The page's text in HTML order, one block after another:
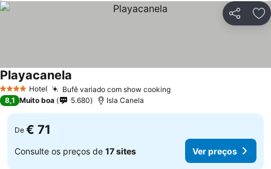
Partilhar
4 EstrelasHotel Bufê variado com show cooking
Playacanela
8,1 Muito boa 5.680 Isla Canela
De € 71
Consulte os preços de 17 sites Ver preços